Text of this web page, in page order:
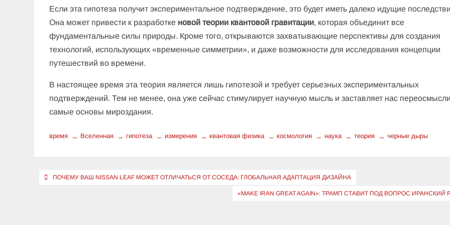
Если эта гипотеза получит экспериментальное подтверждение, это будет иметь далеко идущие
Она может привести к разработке новой теории квантовой гравитации, которая объединит все
фундаментальные силы природы. Кроме того, открываются захватывающие перспективы для создания
технологий, использующих «временные симметрии», и даже возможности для исследования концепции
путешествий во времени.
В настоящее время эта теория является лишь гипотезой и требует серьезных экспериментальных
подтверждений. Тем не менее, она уже сейчас стимулирует научную мысль и заставляет нас
самые основы мироздания.
время Вселенная гипотеза измерения квантовая физика космология наука теория черные дыры
Навигация
ПОЧЕМУ ВАШ NISSAN LEAF МОЖЕТ ОТЛИЧАТЬСЯ ОТ СОСЕДА: ГЛОБАЛЬНАЯ АДАПТАЦИЯ ДИЗАЙНА
«MAKE IRAN GREAT AGAIN»: ТРАМП СТАВИТ ПОД ВОПРОС